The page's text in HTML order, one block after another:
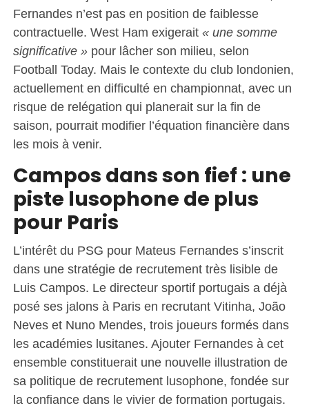
Fernandes n’est pas en position de faiblesse
contractuelle. West Ham exigerait « une somme
significative »pour lâcher son milieu, selon
Football Today. Mais le contexte du club londonien,
actuellement en difficulté en championnat, avec un
risque de relégation qui planerait sur la fin de
saison, pourrait modifier l’équation financière dans
les mois à venir.
Campos dans son fief : une
piste lusophone de plus
pour Paris
L’intérêt du PSG pour Mateus Fernandes s’inscrit
dans une stratégie de recrutement très lisible de
Luis Campos. Le directeur sportif portugais a déjà
posé ses jalons à Paris en recrutant Vitinha, João
Neves et Nuno Mendes, trois joueurs formés dans
les académies lusitanes. Ajouter Fernandes à cet
ensemble constituerait une nouvelle illustration de
sa politique de recrutement lusophone, fondée sur
la confiance dans le vivier de formation portugais.